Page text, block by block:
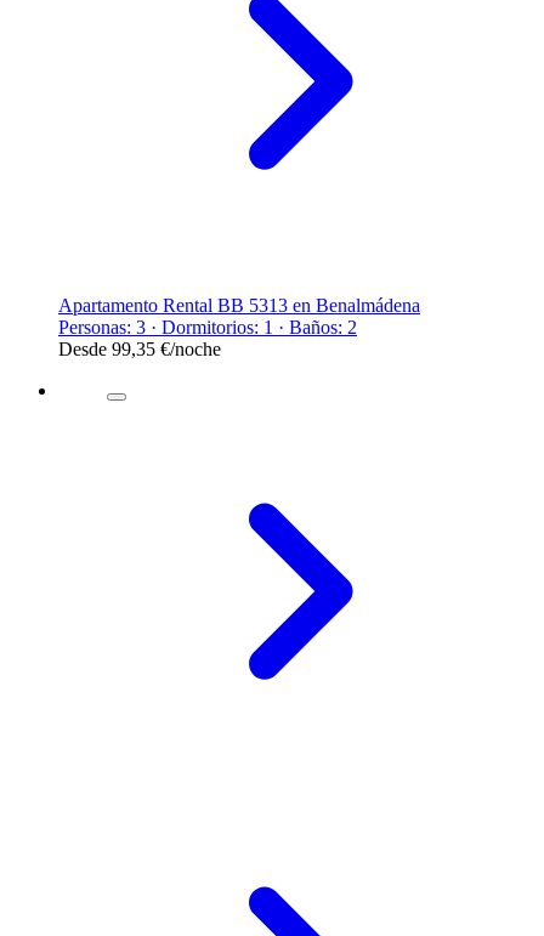
Apartamento Rental BB 5313 en Benalmádena
Personas: 3 · Dormitorios: 1 · Baños: 2
Desde 99,35 €/noche